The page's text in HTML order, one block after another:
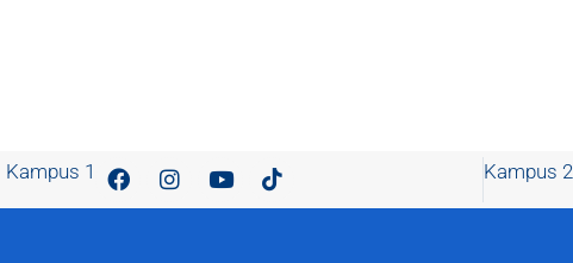
Kampus 1 Kampus 2